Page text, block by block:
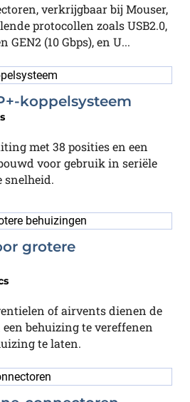
verkrijgbaar bij Mouser,
protocollen zoals USB2.0,
GEN2 (10 Gbps), en U...
koppelsysteem
met 38 posities en een
voor gebruik in seriële
snelheid.
grotere
of airvents dienen de
behuizing te vereffenen
te laten.